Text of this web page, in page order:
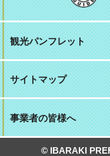
観光パンフレット
サイトマップ
事業者の皆様へ
© IBARAKI